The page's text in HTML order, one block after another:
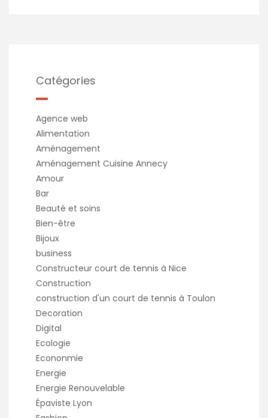
Catégories
Agence web
Alimentation
Aménagement
Aménagement Cuisine Annecy
Amour
Bar
Beauté et soins
Bien-être
Bijoux
business
Constructeur court de tennis à Nice
Construction
construction d'un court de tennis à Toulon
Decoration
Digital
Ecologie
Econonmie
Energie
Energie Renouvelable
Épaviste Lyon